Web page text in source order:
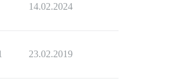
14.02.2024
23.02.2019